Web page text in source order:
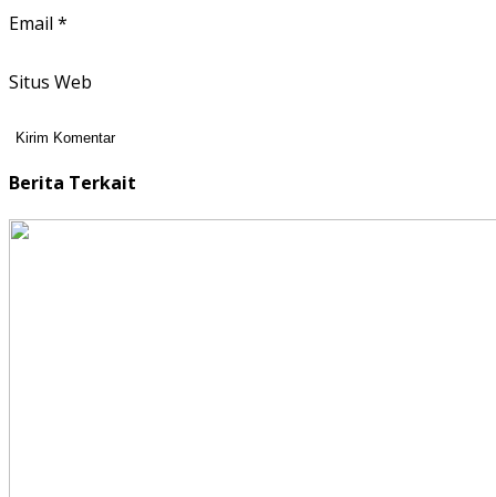
Email *
Situs Web
Berita Terkait